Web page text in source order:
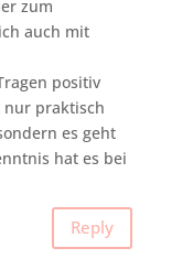
zum
auch mit
positiv
nur praktisch
es geht
hat es bei
Reply